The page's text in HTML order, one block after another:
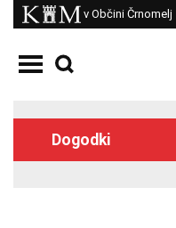
Skoči na vsebino
Kam
v Občini Črnomelj
Odpri meni
Dogodki